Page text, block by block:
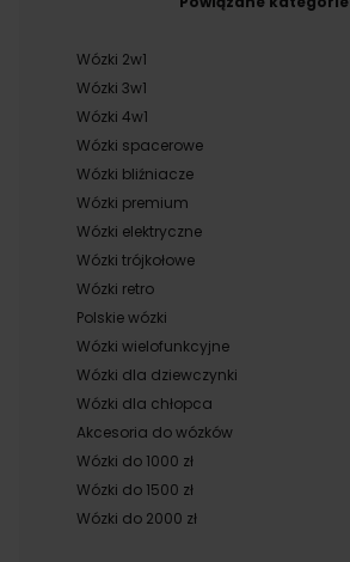
Wózki 2w1
Wózki 3w1
Wózki 4w1
Wózki spacerowe
Wózki bliźniacze
Wózki premium
Wózki elektryczne
Wózki trójkołowe
Wózki retro
Polskie wózki
Wózki wielofunkcyjne
Wózki dla dziewczynki
Wózki dla chłopca
Akcesoria do wózków
Wózki do 1000 zł
Wózki do 1500 zł
Wózki do 2000 zł